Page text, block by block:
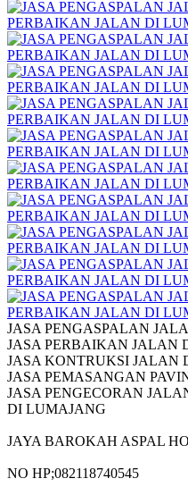
JASA PENGASPALAN
JASA PERBAIKAN JALAN
JASA KONTRUKSI JALAN
JASA PEMASANGAN
JASA PENGECORAN
DI LUMAJANG
JAYA BAROKAH ASPAL
NO HP;082118740545